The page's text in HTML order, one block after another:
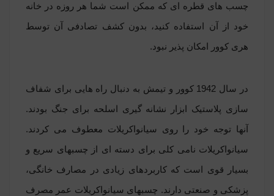
چسب های قطره ای که ممکن است شما هر روزه در خانه
خود از آن استفاده کنید، بدون کشف تصادفی آن توسط
هری کوور امکان پذیر نبود.
در سال 1942 کوور و تیمش به دنبال راه هایی برای شفاف
سازی پلاستیک ابزار نشانه گیری اسلحه برای جنگ بودند.
آنها توجه خود را روی سیانواکریلات معطوف می کردند.
سیانواکریلات نامی کلی برای دسته ای از چسبهای سریع و
بسیار قوی است که کاربردهای زیادی در مصارف خانگی،
پزشکی و صنعتی دارند. چسبهای سیانواکریلات عمر مصرف